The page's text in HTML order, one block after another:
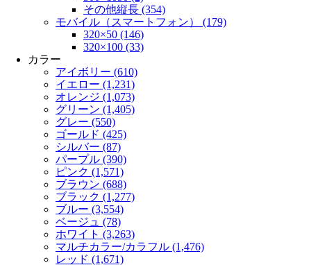
その他縦長 (354)
モバイル（スマートフォン） (179)
320×50 (146)
320×100 (33)
カラー
アイボリー (610)
イエロー (1,231)
オレンジ (1,073)
グリーン (1,405)
グレー (550)
ゴールド (425)
シルバー (87)
パープル (390)
ピンク (1,571)
ブラウン (688)
ブラック (1,277)
ブルー (3,554)
ベージュ (78)
ホワイト (3,263)
マルチカラー/カラフル (1,476)
レッド (1,671)